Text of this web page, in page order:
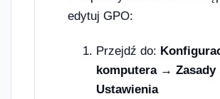
edytuj GPO:
Przejdź do:
komputera →
Ustawienia